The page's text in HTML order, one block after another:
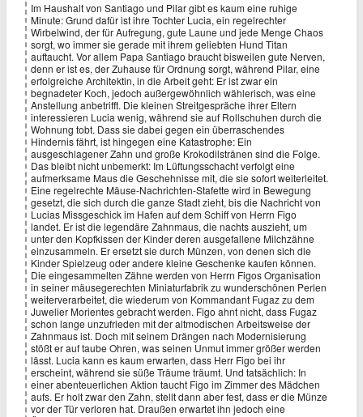
Im Haushalt von Santiago und Pilar gibt es kaum eine ruhige
Minute: Grund dafür ist ihre Tochter Lucia, ein regelrechter
Wirbelwind, der für Aufregung, gute Laune und jede Menge Chaos
sorgt, wo immer sie gerade mit ihrem geliebten Hund Titan
auftaucht. Vor allem Papa Santiago braucht bisweilen gute Nerven,
denn er ist es, der Zuhause für Ordnung sorgt, während Pilar, eine
erfolgreiche Architektin, in die Arbeit geht: Er ist zwar ein
begnadeter Koch, jedoch außergewöhnlich wählerisch, was eine
Anstellung anbetrifft. Die kleinen Streitgespräche ihrer Eltern
interessieren Lucia wenig, während sie auf Rollschuhen durch die
Wohnung tobt. Dass sie dabei gegen ein überraschendes
Hindernis fährt, ist hingegen eine Katastrophe: Ein
ausgeschlagener Zahn und große Krokodilstränen sind die Folge.
Das bleibt nicht unbemerkt: Im Lüftungsschacht verfolgt eine
aufmerksame Maus die Geschehnisse mit, die sie sofort weiterleitet.
Eine regelrechte Mäuse-Nachrichten-Stafette wird in Bewegung
gesetzt, die sich durch die ganze Stadt zieht, bis die Nachricht von
Lucias Missgeschick im Hafen auf dem Schiff von Herrn Figo
landet. Er ist die legendäre Zahnmaus, die nachts auszieht, um
unter den Kopfkissen der Kinder deren ausgefallene Milchzähne
einzusammeln. Er ersetzt sie durch Münzen, von denen sich die
Kinder Spielzeug oder andere kleine Geschenke kaufen können.
Die eingesammelten Zähne werden von Herrn Figos Organisation
in seiner mäusegerechten Miniaturfabrik zu wunderschönen Perlen
weiterverarbeitet, die wiederum von Kommandant Fugaz zu dem
Juwelier Morientes gebracht werden. Figo ahnt nicht, dass Fugaz
schon lange unzufrieden mit der altmodischen Arbeitsweise der
Zahnmaus ist. Doch mit seinem Drängen nach Modernisierung
stößt er auf taube Ohren, was seinen Unmut immer größer werden
lässt. Lucia kann es kaum erwarten, dass Herr Figo bei ihr
erscheint, während sie süße Träume träumt. Und tatsächlich: In
einer abenteuerlichen Aktion taucht Figo im Zimmer des Mädchen
aufs. Er holt zwar den Zahn, stellt dann aber fest, dass er die Münze
vor der Tür verloren hat. Draußen erwartet ihn jedoch eine